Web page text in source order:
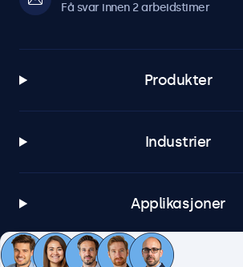
Få svar innen 2 arbeidstimer
Produkter
Industrier
Applikasjoner